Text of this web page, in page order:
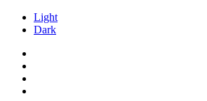
Light
Dark